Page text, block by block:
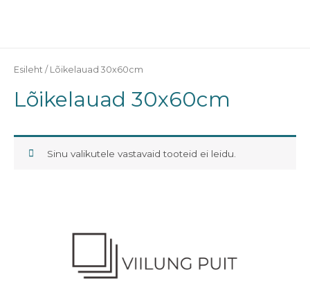
Esileht / Lõikelauad 30x60cm
Lõikelauad 30x60cm
Sinu valikutele vastavaid tooteid ei leidu.